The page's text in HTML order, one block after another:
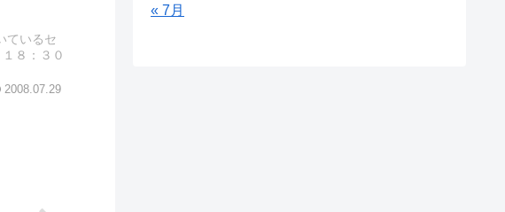
ているセ
８：３０
2008.07.29
« 7月